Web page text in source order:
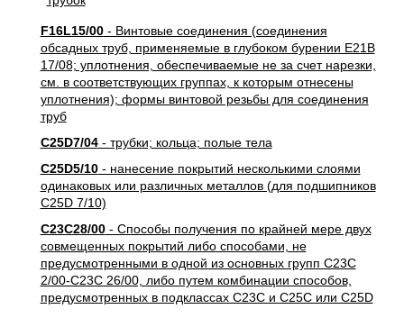
F16L15/00- Винтовые соединения (соединения
обсадных труб, применяемые в глубоком бурении E21B
17/08; уплотнения, обеспечиваемые не за счет нарезки,
см. в соответствующих группах, к которым отнесены
уплотнения); формы винтовой резьбы для соединения
труб
C25D7/04- трубки; кольца; полые тела
C25D5/10- нанесение покрытий несколькими слоями
одинаковых или различных металлов (для подшипников
C25D 7/10)
C23C28/00- Способы получения по крайней мере двух
совмещенных покрытий либо способами, не
предусмотренными в одной из основных групп C23C
2/00-C23C 26/00, либо путем комбинации способов,
предусмотренных в подклассах C23C и C25C или C25D